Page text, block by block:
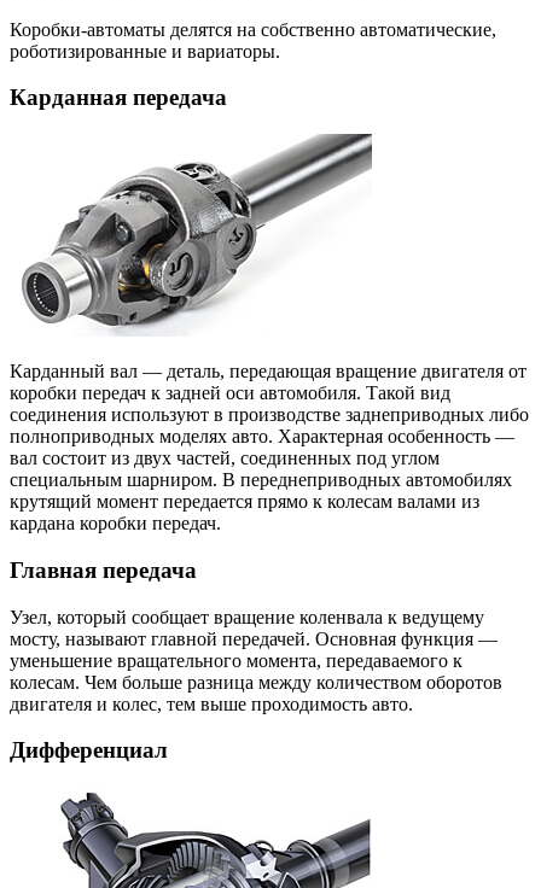
Коробки-автоматы делятся на собственно автоматические,
роботизированные и вариаторы.
Карданная передача
Карданный вал — деталь, передающая вращение двигателя от
коробки передач к задней оси автомобиля. Такой вид
соединения используют в производстве заднеприводных либо
полноприводных моделях авто. Характерная особенность —
вал состоит из двух частей, соединенных под углом
специальным шарниром. В переднеприводных автомобилях
крутящий момент передается прямо к колесам валами из
кардана коробки передач.
Главная передача
Узел, который сообщает вращение коленвала к ведущему
мосту, называют главной передачей. Основная функция —
уменьшение вращательного момента, передаваемого к
колесам. Чем больше разница между количеством оборотов
двигателя и колес, тем выше проходимость авто.
Дифференциал